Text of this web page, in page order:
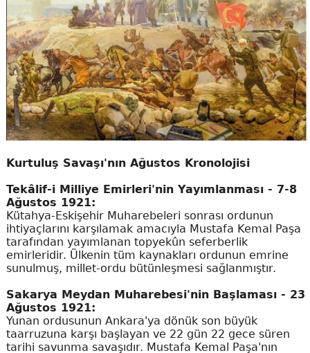
Kurtuluş Savaşı'nın Ağustos Kronolojisi
Tekâlif-i Milliye Emirleri'nin Yayımlanması - 7-8
Ağustos 1921:
Kütahya-Eskişehir Muharebeleri sonrası ordunun
ihtiyaçlarını karşılamak amacıyla Mustafa Kemal Paşa
tarafından yayımlanan topyekûn seferberlik
emirleridir. Ülkenin tüm kaynakları ordunun emrine
sunulmuş, millet-ordu bütünleşmesi sağlanmıştır.
Sakarya Meydan Muharebesi'nin Başlaması - 23
Ağustos 1921:
Yunan ordusunun Ankara'ya dönük son büyük
taarruzuna karşı başlayan ve 22 gün 22 gece süren
tarihi savunma savaşıdır. Mustafa Kemal Paşa'nın